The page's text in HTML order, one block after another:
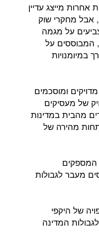
אחרות מייצג עדיין
אבל מחקרי שוק
(אמצע 2025) מצביעים על מגמה
המבוססים על
במיומנויות
מדויקים ומוסכמים
של מעסיקים
מהבית במדינות
מהירה של
המספקים
מעבר לגבולות
של היקפי
המדינה